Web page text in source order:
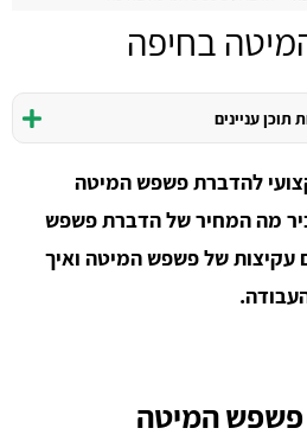
בחיפה
עניינים
להדברת פשפש המיטה
מה המחיר של הדברת פשפש
עקיצות של פשפש המיטה ואיך
פשפש המיטה